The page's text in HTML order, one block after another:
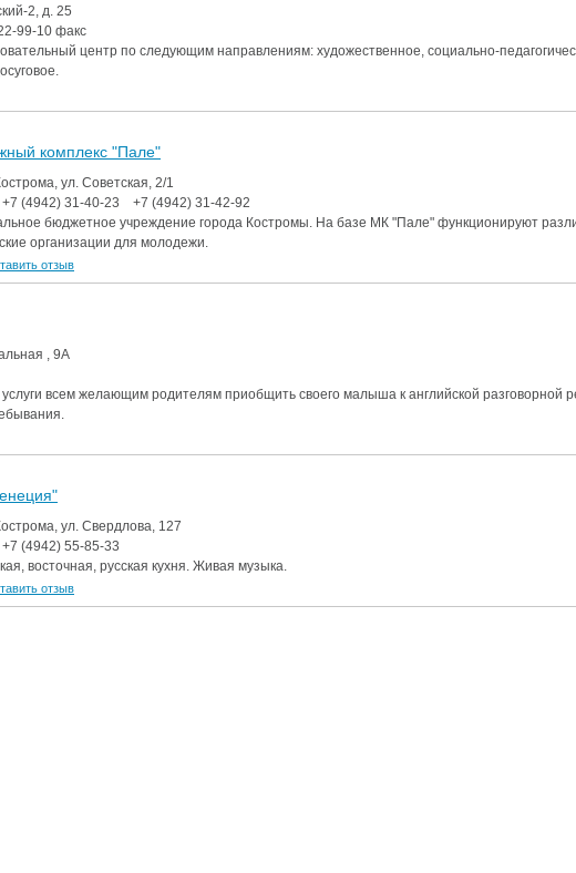
2, д. 25
99-10 факс
центр по следующим направлениям: художественное, социально-
комплекс "Пале"
ул. Советская, 2/1
+7 (4942) 31-40-23 +7 (4942) 31-42-92
бюджетное учреждение города Костромы. На базе МК "Пале" функционируют
организации для молодежи.
отзыв
, 9А
всем желающим родителям приобщить своего малыша к английской разговорной
ул. Свердлова, 127
+7 (4942) 55-85-33
восточная, русская кухня. Живая музыка.
отзыв